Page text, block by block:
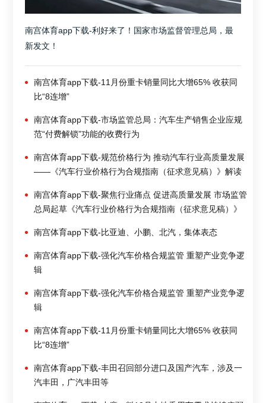
南宫体育app下载-利好来了！国家市场监督管理总局，最
新发文！
南宫体育app下载-11月份重卡销量同比大增65% 收获同
比“8连增”
南宫体育app下载-市场监管总局：汽车生产销售企业应规
范“付费解锁”功能的收费行为
南宫体育app下载-规范价格行为 推动汽车行业高质量发展
——《汽车行业价格行为合规指南（征求意见稿）》解读
南宫体育app下载-聚焦行业痛点 促进高质量发展 市场监管
总局起草《汽车行业价格行为合规指南（征求意见稿）》
南宫体育app下载-比亚迪、小鹏、北汽，集体表态
南宫体育app下载-强化汽车价格合规监管 重塑产业竞争逻
辑
南宫体育app下载-强化汽车价格合规监管 重塑产业竞争逻
辑
南宫体育app下载-11月份重卡销量同比大增65% 收获同
比“8连增”
南宫体育app下载-丰田召回部分进口及国产汽车，涉及一
汽丰田，广汽丰田等